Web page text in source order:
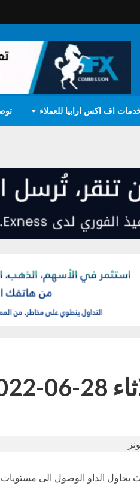
اف اكس ارابيا للعملاء
يحاول الداو الوصول الى مستويات